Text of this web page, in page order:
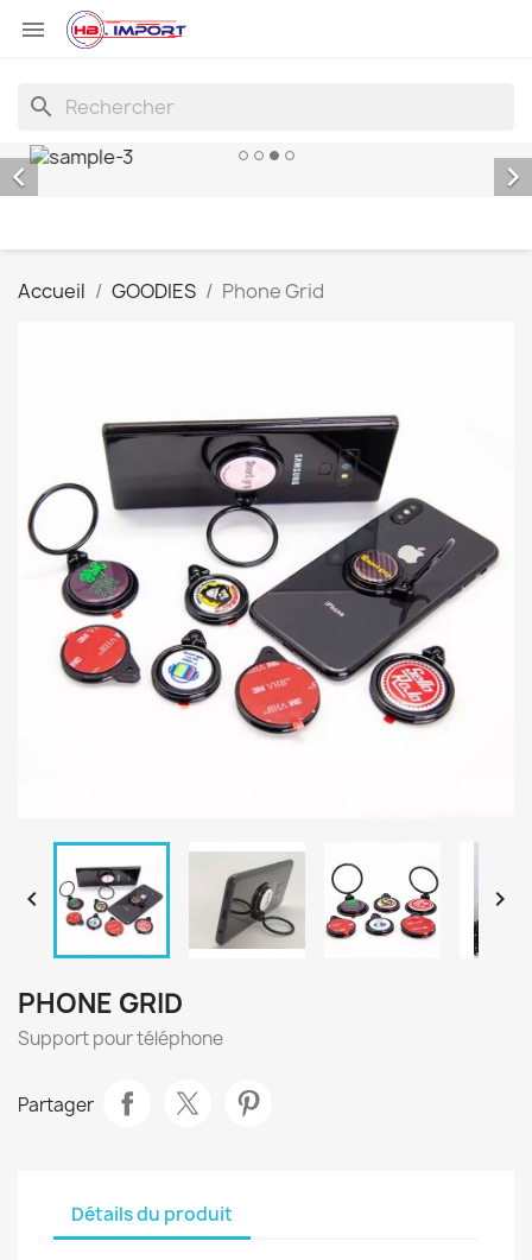

search
 
Accueil GOODIES Phone Grid
 
PHONE GRID
Support pour téléphone
Partager
Détails du produit